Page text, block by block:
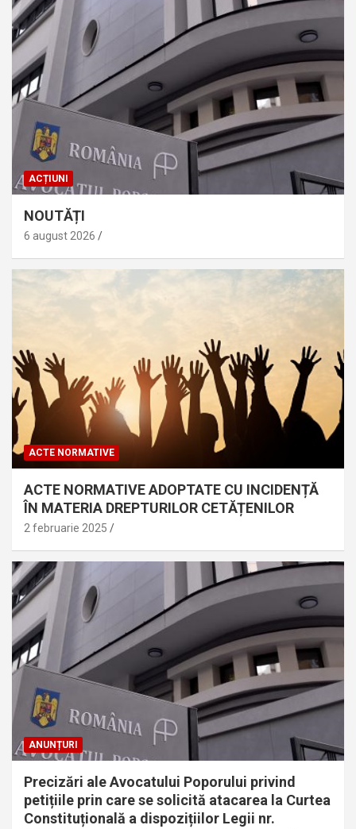
ACȚIUNI
NOUTĂȚI
6 august 2026
ACTE NORMATIVE
ACTE NORMATIVE ADOPTATE CU INCIDENȚĂ
ÎN MATERIA DREPTURILOR CETĂȚENILOR
2 februarie 2025
ANUNȚURI
Precizări ale Avocatului Poporului privind
petițiile prin care se solicită atacarea la Curtea
Constituțională a dispozițiilor Legii nr.